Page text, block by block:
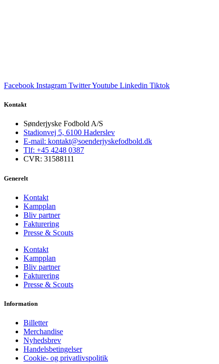
Facebook Instagram TwitterYoutube Linkedin Tiktok
Kontakt
Sønderjyske Fodbold A/S
Stadionvej 5, 6100 Haderslev
E-mail: kontakt@soenderjyskefodbold.dk
Tlf: +45 4248 0387
CVR: 31588111
Generelt
Kontakt
Kampplan
Bliv partner
Fakturering
Presse & Scouts
Kontakt
Kampplan
Bliv partner
Fakturering
Presse & Scouts
Information
Billetter
Merchandise
Nyhedsbrev
Handelsbetingelser
Cookie- og privatlivspolitik